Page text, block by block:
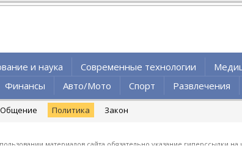
и наука Современные технологии
Финансы Авто/Мото Спорт Развлечения
Общение Политика Закон
материалов сайта обязательно указание гиперссылки на